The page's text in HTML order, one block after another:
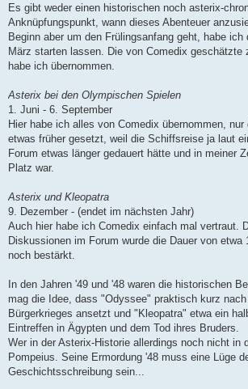
Es gibt weder einen historischen noch asterix-
Anknüpfungspunkt, wann dieses Abenteuer
Beginn aber um den Frülingsanfang geht, habe ich
März starten lassen. Die von Comedix geschätzte
habe ich übernommen.
Asterix bei den Olympischen Spielen
1. Juni - 6. September
Hier habe ich alles von Comedix übernommen, nur
etwas früher gesetzt, weil die Schiffsreise ja laut
Forum etwas länger gedauert hätte und in meiner
Platz war.
Asterix und Kleopatra
9. Dezember - (endet im nächsten Jahr)
Auch hier habe ich Comedix einfach mal vertraut.
Diskussionen im Forum wurde die Dauer von etwa
noch bestärkt.
In den Jahren '49 und '48 waren die historischen
mag die Idee, dass "Odyssee" praktisch kurz
Bürgerkrieges ansetzt und "Kleopatra" etwa ein
Eintreffen in Ägypten und dem Tod ihres Bruders.
Wer in der Asterix-Historie allerdings noch nicht in
Pompeius. Seine Ermordung '48 muss eine Lüge
Geschichtsschreibung sein...